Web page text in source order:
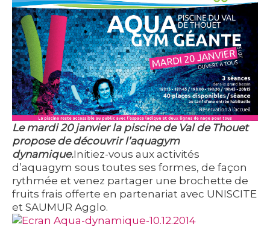
Le mardi 20 janvier la piscine de Val de Thouet
propose de découvrir l’aquagym
dynamique.Initiez-vous aux activités
d’aquagym sous toutes ses formes, de façon
rythmée et venez partager une brochette de
fruits frais offerte en partenariat avec UNISCITE
et SAUMUR Agglo.